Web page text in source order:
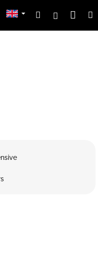
SearchLogin
cart